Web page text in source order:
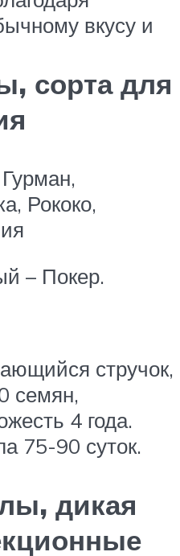
вкусу и
сорта для
Рококо,
– Покер.
стручок,
семян,
4 года.
75-90 суток.
дикая